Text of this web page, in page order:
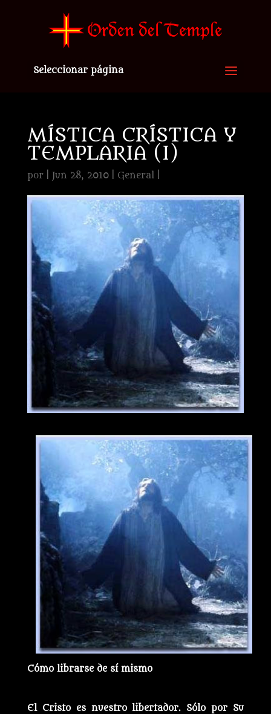
Seleccionar página
MÍSTICA CRÍSTICA Y
TEMPLARIA (I)
por Jun 28, 2010| General|
Cómo librarse de sí mismo
El Cristo es nuestro libertador. Sólo por Su